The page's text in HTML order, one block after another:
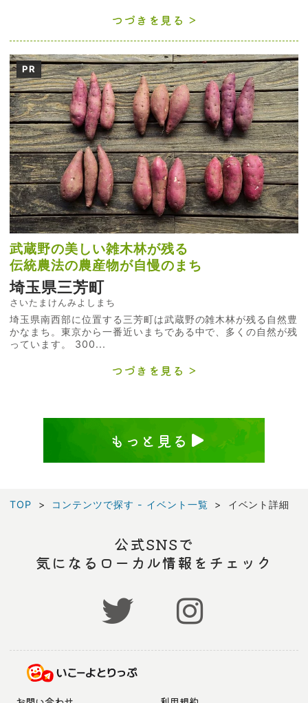
つづきを見る
PR
武蔵野の美しい雑木林が残る
伝統農法の農産物が自慢のまち
埼玉県三芳町
さいたまけんみよしまち
埼玉県南西部に位置する三芳町は武蔵野の雑木林が残る自然豊
かなまち。東京から一番近いまちである中で、多くの自然が残
っています。 300...
つづきを見る
もっと見る
TOP コンテンツで探す - イベント一覧 イベント詳細
公式SNSで
気になるローカル情報をチェック